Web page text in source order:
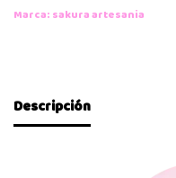
Marca: sakura artesania
Descripción